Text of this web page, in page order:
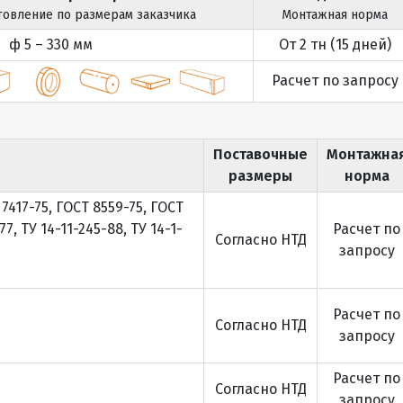
по размерам заказчика Монтажная норма
ф 5 – 330 мм От 2 тн (15 дней)
Расчет по запросу
Поставочные
размеры
норма
75, ГОСТ 8559-75, ГОСТ
ТУ 14-11-245-88, ТУ 14-1-
Согласно НТД
Расчет по
запросу
Согласно НТД
Расчет по
запросу
Согласно НТД
Расчет по